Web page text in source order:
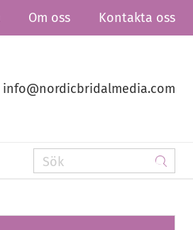
Om oss Kontakta oss
info@nordicbridalmedia.com